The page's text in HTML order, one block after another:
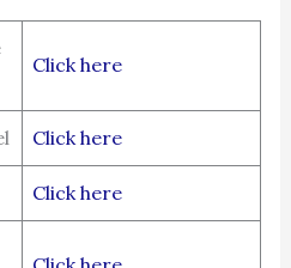
Click here
Click here
Click here